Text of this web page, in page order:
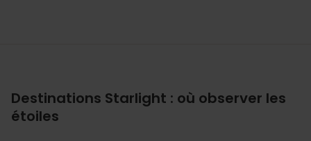
Destinations Starlight : où observer les
étoiles